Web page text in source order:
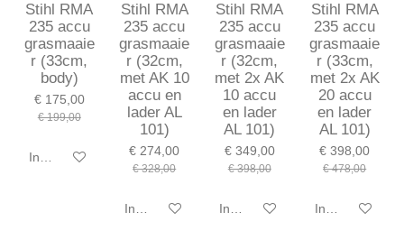
Stihl RMA
235 accu
grasmaaie
r (33cm,
body)
€ 175,00
€ 199,00
In winkelwagen
Stihl RMA
235 accu
grasmaaie
r (32cm,
met AK 10
accu en
lader AL
101)
€ 274,00
€ 328,00
In winkelwagen
Stihl RMA
235 accu
grasmaaie
r (32cm,
met 2x AK
10 accu
en lader
AL 101)
€ 349,00
€ 398,00
In winkelwagen
Stihl RMA
235 accu
grasmaaie
r (33cm,
met 2x AK
20 accu
en lader
AL 101)
€ 398,00
€ 478,00
In winkelwagen